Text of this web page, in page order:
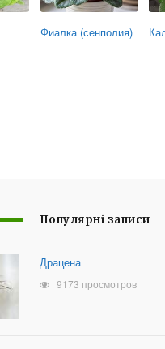
Фиалка (сенполия)
Популярні записи
Драцена
9173 просмотров